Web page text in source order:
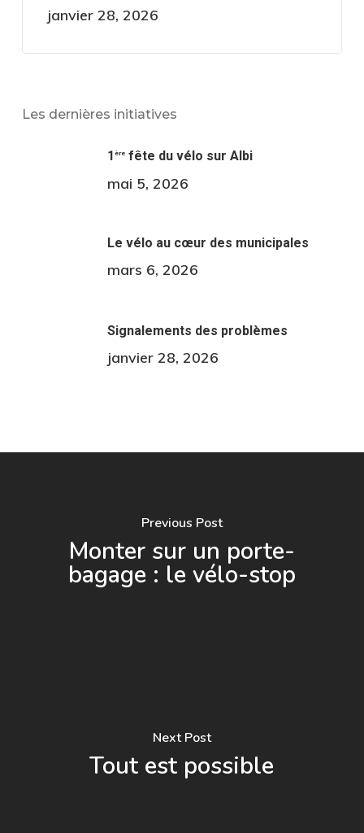
janvier 28, 2026
Les dernières initiatives
1 èrefête du vélo sur Albi
mai 5, 2026
Le vélo au cœur des municipales
mars 6, 2026
Signalements des problèmes
janvier 28, 2026
Previous Post
Monter sur un porte-
bagage : le vélo-stop
Next Post
Tout est possible